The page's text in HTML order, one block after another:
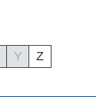
Y Z